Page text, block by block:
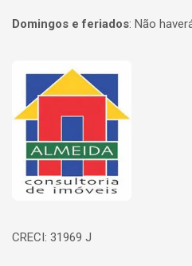
Domingos e feriados: Não
Página inicial
CRECI: 31969 J